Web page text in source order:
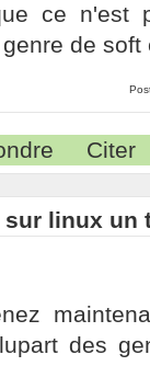
ce n'est
de
Citer
linux un
des